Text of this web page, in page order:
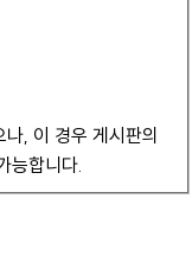
, 이 경우 게시판의
능합니다.